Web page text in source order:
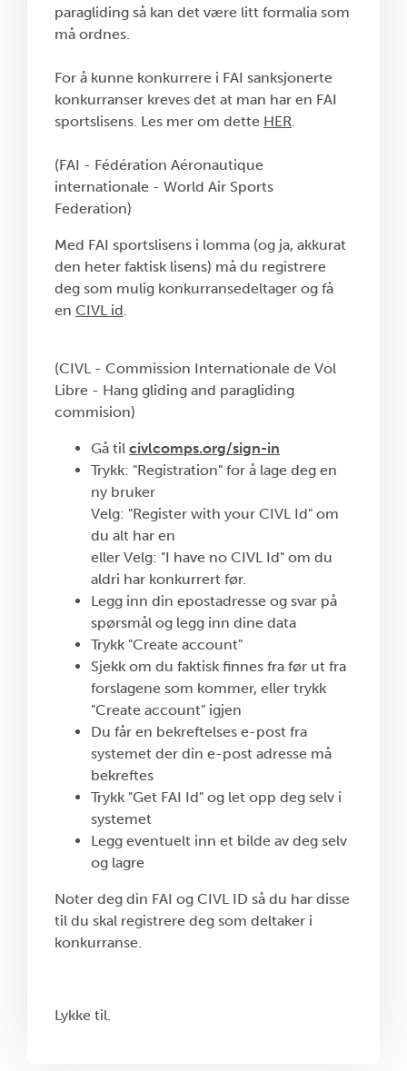
paragliding så kan det være litt formalia som
må ordnes.
For å kunne konkurrere i FAI sanksjonerte
konkurranser kreves det at man har en FAI
sportslisens. Les mer om dette HER.
(FAI - Fédération Aéronautique
internationale - World Air Sports
Federation)
Med FAI sportslisens i lomma (og ja, akkurat
den heter faktisk lisens) må du registrere
deg som mulig konkurransedeltager og få
en CIVL id.
(CIVL - Commission Internationale de Vol
Libre - Hang gliding and paragliding
commision)
Gå til civlcomps.org/sign-in
Trykk: "Registration" for å lage deg en
ny bruker
Velg: "Register with your CIVL Id" om
du alt har en
eller Velg: "I have no CIVL Id" om du
aldri har konkurrert før.
Legg inn din epostadresse og svar på
spørsmål og legg inn dine data
Trykk "Create account"
Sjekk om du faktisk finnes fra før ut fra
forslagene som kommer, eller trykk
"Create account" igjen
Du får en bekreftelses e-post fra
systemet der din e-post adresse må
bekreftes
Trykk "Get FAI Id" og let opp deg selv i
systemet
Legg eventuelt inn et bilde av deg selv
og lagre
Noter deg din FAI og CIVL ID så du har disse
til du skal registrere deg som deltaker i
konkurranse.
Lykke til.